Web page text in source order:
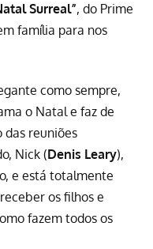
Surreal”, do Prime
família para nos
como sempre,
o Natal e faz de
reuniões
Nick (Denis Leary),
e está totalmente
os filhos e
fazem todos os